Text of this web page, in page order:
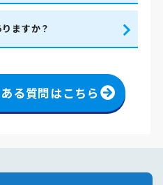
ますか？
る質問はこちら